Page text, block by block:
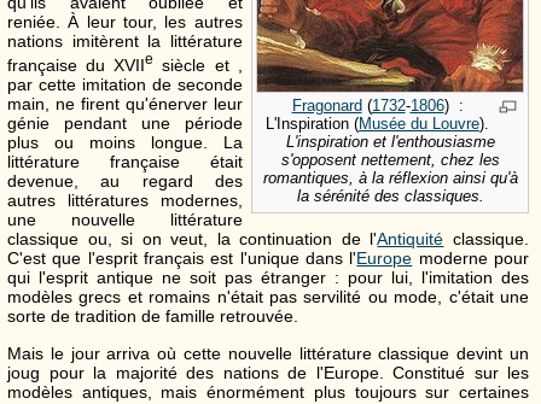
Fragonard(1732-1806) :
L'Inspiration (Musée du Louvre).
L'inspiration et l'enthousiasme
s'opposent nettement, chez les
romantiques, à la réflexion ainsi qu'à
la sérénité des classiques.
reniée. À leur tour, les autres
nations imitèrent la littérature
française duXVIIe siècle et ,
par cette imitation de seconde
main, ne firent qu'énerver leur
génie pendant une période
plus ou moins longue. La
littérature française était
devenue, au regard des
autres littératures modernes,
une nouvelle littérature
classique ou, si on veut, la continuation de l'Antiquité classique.
C'est que l'esprit français est l'unique dans l'Europe moderne pour
qui l'esprit antique ne soit pas étranger : pour lui, l'imitation des
modèles grecs et romains n'était pas servilité ou mode, c'était une
sorte de tradition de famille retrouvée.
Mais le jour arriva où cette nouvelle littérature classique devint un
joug pour la majorité des nations de l'Europe. Constitué sur les
modèles antiques, mais énormément plus toujours sur certaines